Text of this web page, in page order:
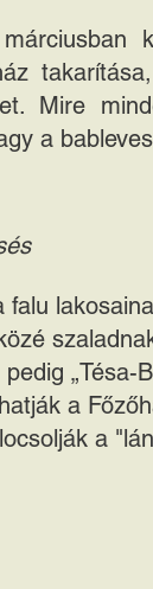
Mire
a
a
a